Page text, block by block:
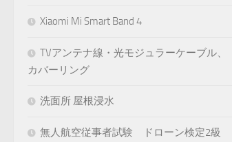
Xiaomi Mi Smart Band 4
TVアンテナ線・光モジュラーケーブル、
カバーリング
洗面所 屋根浸水
無人航空従事者試験 ドローン検定2級